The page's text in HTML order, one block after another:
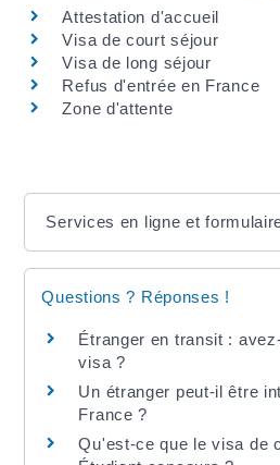
Attestation d'accueil
Visa de court séjour
Visa de long séjour
Refus d'entrée en France
Zone d'attente
Services en ligne et
Questions ? Réponses !
Étranger en transit :
visa ?
Un étranger peut-il être
France ?
Qu'est-ce que le visa de